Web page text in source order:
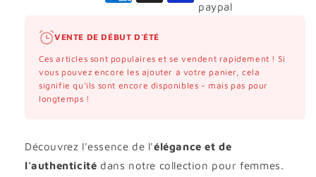
VENTE DE DÉBUT D'ÉTÉ
Ces articles sont populaires et se vendent rapidement ! Si
vous pouvez encore les ajouter à votre panier, cela
signifie qu'ils sont encore disponibles - mais pas pour
longtemps !
Découvrez l'essence de l'élégance et de
l'authenticité dans notre collection pour femmes.